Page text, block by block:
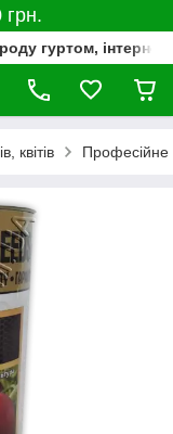
гуртом,
квітів Професійне